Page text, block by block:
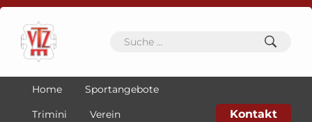
Home
Sportangebote
Trimini
Verein
Kontakt